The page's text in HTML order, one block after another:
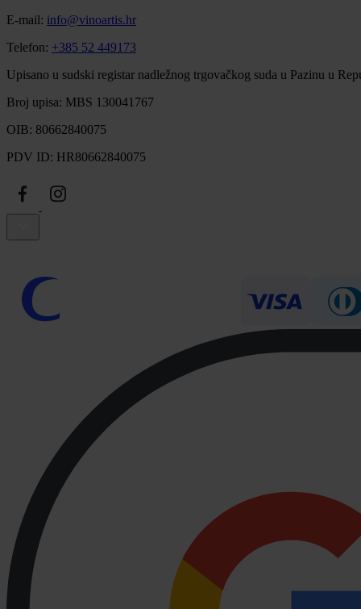
E-mail: info@vinoartis.hr
Telefon: +385 52 449173
Upisano u sudski registar nadležnog trgovačkog suda u Pazinu u
Broj upisa: MBS 130041767
OIB: 80662840075
PDV ID: HR80662840075